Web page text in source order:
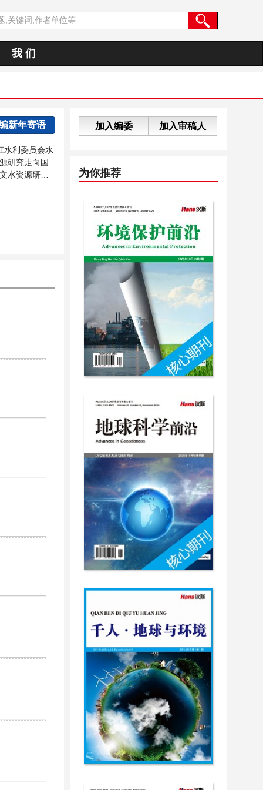
我 们
新年寄语
水利委员会水
研究走向国
水资源研究
加入编委 加入审稿人
为你推荐